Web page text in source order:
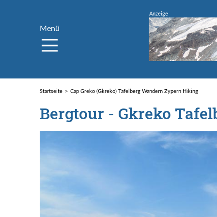
Menü
Startseite Cap Greko (Gkreko) Tafelberg Wandern Zypern Hiking
Bergtour - Gkreko